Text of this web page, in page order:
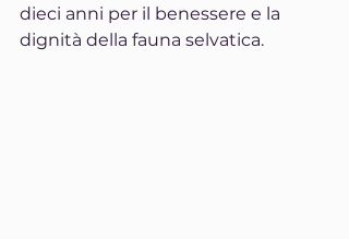
dieci anni per il benessere e la
dignità della fauna selvatica.